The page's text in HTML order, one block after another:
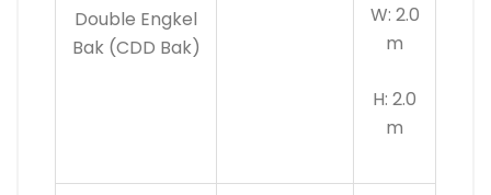
Double Engkel
Bak (CDD Bak)
W: 2.0
m
H: 2.0
m